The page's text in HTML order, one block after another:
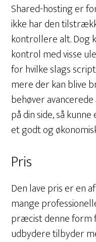
Shared-hosting er
ikke har den
kontrollere alt. Dog
kontrol med visse
for hvilke slags
mere der kan blive
behøver
på din side, så
et godt og
Pris
Den lave pris er en
mange
præcist denne form
udbydere tilbyder